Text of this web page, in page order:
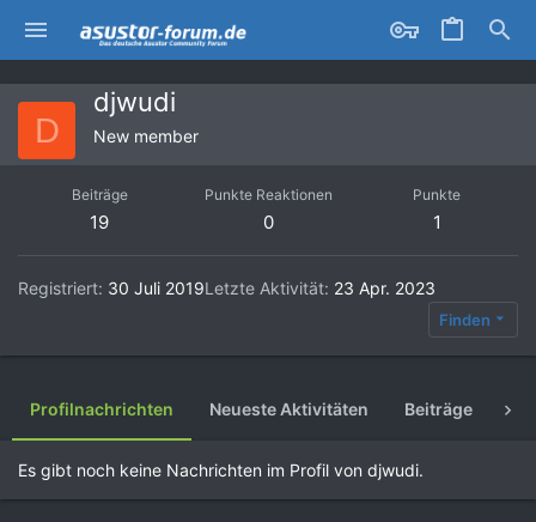
D
djwudi
New member
Beiträge
19
Punkte Reaktionen
0
Punkte
1
Registriert 30 Juli 2019Letzte Aktivität 23 Apr. 2023
Finden
Profilnachrichten Neueste Aktivitäten Beiträge
Es gibt noch keine Nachrichten im Profil von djwudi.